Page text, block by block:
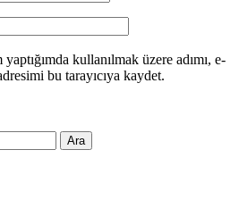
kullanılmak üzere adımı, e-
bu tarayıcıya kaydet.